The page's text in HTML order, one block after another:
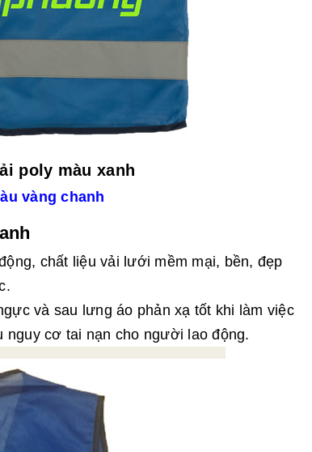
poly màu xanh
vàng chanh
chất liệu vải lưới mềm mại, bền, đẹp
và sau lưng áo phản xạ tốt khi làm việc
nguy cơ tai nạn cho người lao động.